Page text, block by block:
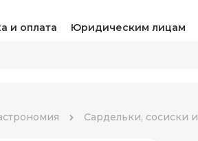
и оплата Юридическим лицам
Сардельки, сосиски
Бакалея